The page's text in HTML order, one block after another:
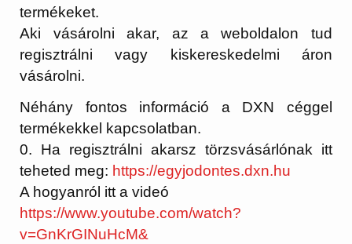
termékeket.
Aki vásárolni akar, az a weboldalon tud
regisztrálni vagy kiskereskedelmi áron
vásárolni.
Néhány fontos információ a DXN céggel
termékekkel kapcsolatban.
0. Ha regisztrálni akarsz törzsvásárlónak itt
teheted meg: https://egyjodontes.dxn.hu
A hogyanról itt a videó
https://www.youtube.com/watch?
v=GnKrGINuHcM&